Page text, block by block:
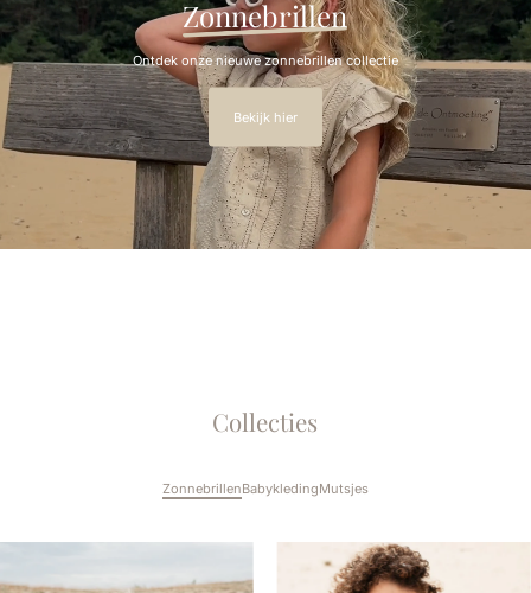
Zonnebrillen
Ontdek onze nieuwe zonnebrillen collectie
Bekijk hier
Collecties
ZonnebrillenBabykledingMutsjes